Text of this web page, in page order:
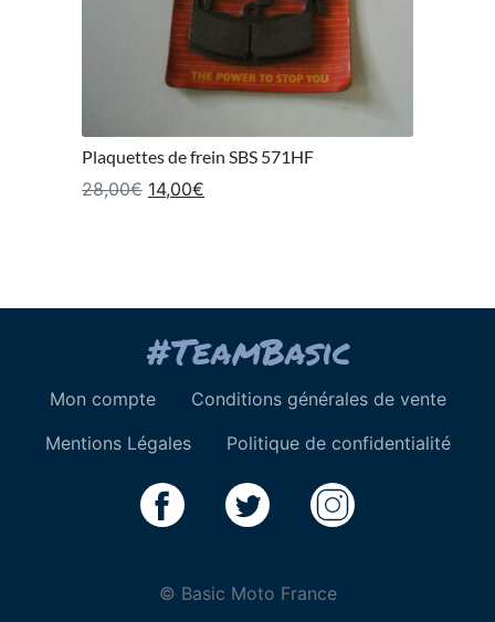
Plaquettes de frein SBS 571HF
28,00€ Le prix initial était : 28,00€.
14,00€
Mon compte
Conditions générales de vente
Mentions Légales
Politique de confidentialité
© Basic Moto France